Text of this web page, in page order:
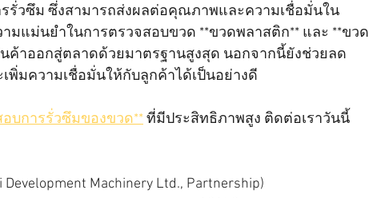
รั่วซึม ซึ่งสามารถส่งผลต่อคุณภาพและความเชื่อมั่นใน
มแม่นยำในการตรวจสอบขวด **ขวดพลาสติก** และ **ขวด
ค้าออกสู่ตลาดด้วยมาตรฐานสูงสุด นอกจากนี้ยังช่วยลด
พิ่มความเชื่อมั่นให้กับลูกค้าได้เป็นอย่างดี
อบการรั่วซึมของขวด** ที่มีประสิทธิภาพสูง ติดต่อเราวันนี้
Machinery Ltd., Partnership)